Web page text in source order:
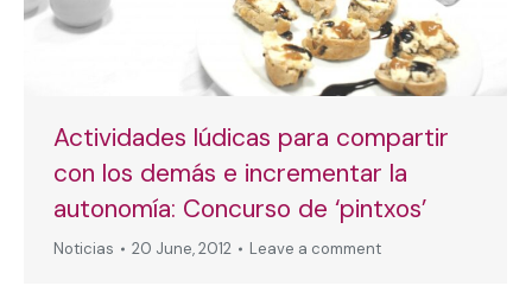
Actividades lúdicas para compartir
con los demás e incrementar la
autonomía: Concurso de ‘pintxos’
Noticias 20 June, 2012 Leave a comment